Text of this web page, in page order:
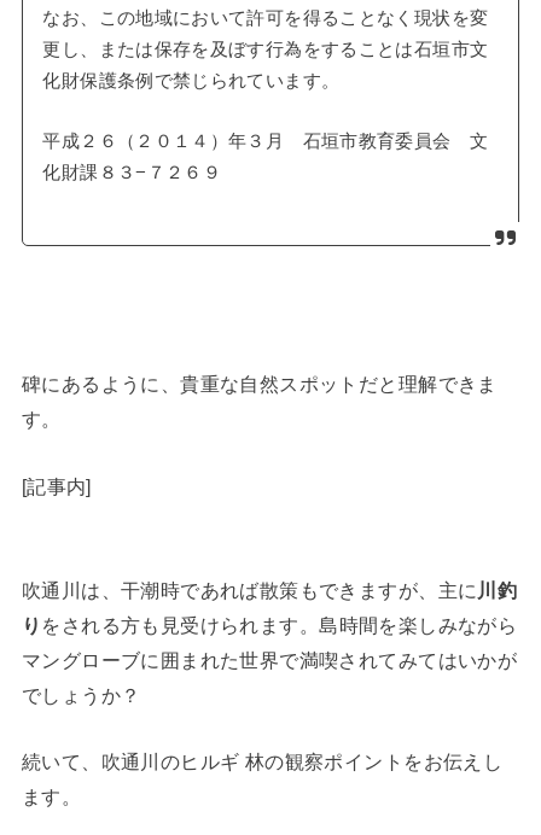
なお、この地域において許可を得ることなく現状を変
更し、または保存を及ぼす行為をすることは石垣市文
化財保護条例で禁じられています。
平成２６（２０１４）年３月 石垣市教育委員会 文
化財課８３−７２６９
碑にあるように、貴重な自然スポットだと理解できま
す。
[記事内]
吹通川は、干潮時であれば散策もできますが、主に 川釣
り をされる方も見受けられます。島時間を楽しみながら
マングローブに囲まれた世界で満喫されてみてはいかが
でしょうか？
続いて、吹通川のヒルギ 林の観察ポイントをお伝えし
ます。